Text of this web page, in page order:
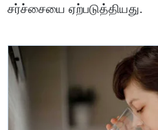
சர்ச்சையை ஏற்படுத்தியது.